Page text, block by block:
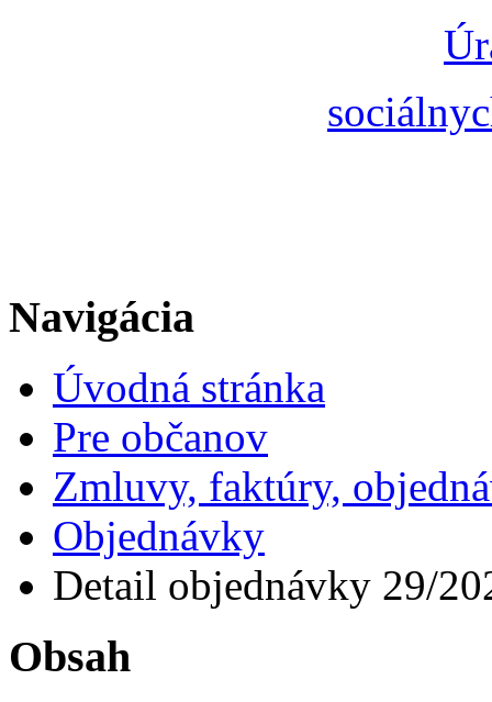
Navigácia
Úvodná stránka
Pre občanov
Zmluvy, faktúry,
Objednávky
Detail objednávky 29/
Obsah